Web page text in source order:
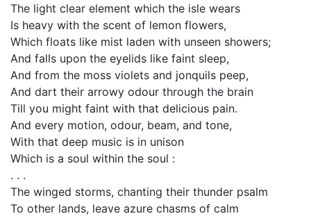
The light clear element which the isle wears
Is heavy with the scent of lemon flowers,
Which floats like mist laden with unseen showers;
And falls upon the eyelids like faint sleep,
And from the moss violets and jonquils peep,
And dart their arrowy odour through the brain
Till you might faint with that delicious pain.
And every motion, odour, beam, and tone,
With that deep music is in unison
Which is a soul within the soul :
. . .
The winged storms, chanting their thunder psalm
To other lands, leave azure chasms of calm